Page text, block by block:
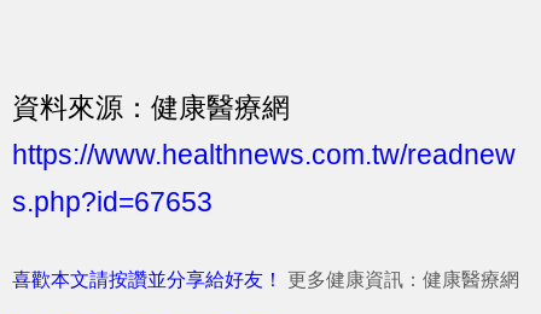
資料來源：健康醫療網
https://www.healthnews.com.tw/readnew
s.php?id=67653
喜歡本文請按讚並分享給好友！ 更多健康資訊：健康醫療網